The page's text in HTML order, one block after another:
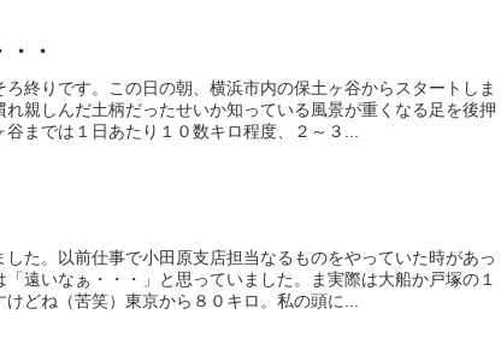
・
終りです。この日の朝、横浜市内の保土ヶ谷からスタートしま
親しんだ土柄だったせいか知っている風景が重くなる足を後押
までは１日あたり１０数キロ程度、２～３...
た。以前仕事で小田原支店担当なるものをやっていた時があっ
遠いなぁ・・・」と思っていました。ま実際は大船か戸塚の１
どね（苦笑）東京から８０キロ。私の頭に...